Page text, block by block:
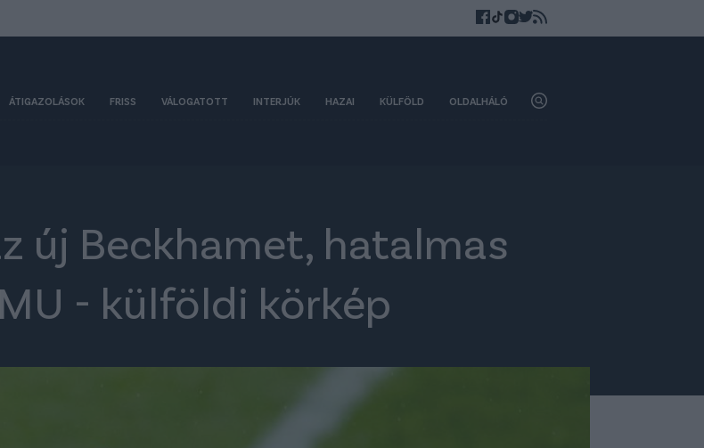
ÁTIGAZOLÁSOK FRISS VÁLOGATOTT INTERJÚK HAZAI KÜLFÖLD OLDALHÁLÓ
új Beckhamet, hatalmas
- külföldi körkép